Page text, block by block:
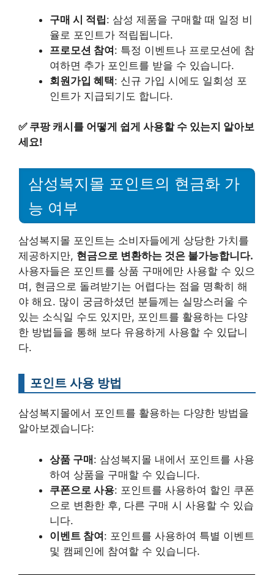
구매 시 적립: 삼성 제품을 구매할 때 일정 비
율로 포인트가 적립됩니다.
프로모션 참여: 특정 이벤트나 프로모션에 참
여하면 추가 포인트를 받을 수 있습니다.
회원가입 혜택: 신규 가입 시에도 일회성 포
인트가 지급되기도 합니다.
✅ 쿠팡 캐시를 어떻게 쉽게 사용할 수 있는지 알아보
세요!
삼성복지몰 포인트의 현금화 가
능 여부
삼성복지몰 포인트는 소비자들에게 상당한 가치를
제공하지만, 현금으로 변환하는 것은 불가능합니다.
사용자들은 포인트를 상품 구매에만 사용할 수 있으
며, 현금으로 돌려받기는 어렵다는 점을 명확히 해
야 해요. 많이 궁금하셨던 분들께는 실망스러울 수
있는 소식일 수도 있지만, 포인트를 활용하는 다양
한 방법들을 통해 보다 유용하게 사용할 수 있답니
다.
포인트 사용 방법
삼성복지몰에서 포인트를 활용하는 다양한 방법을
알아보겠습니다:
상품 구매: 삼성복지몰 내에서 포인트를 사용
하여 상품을 구매할 수 있습니다.
쿠폰으로 사용: 포인트를 사용하여 할인 쿠폰
으로 변환한 후, 다른 구매 시 사용할 수 있습
니다.
이벤트 참여: 포인트를 사용하여 특별 이벤트
및 캠페인에 참여할 수 있습니다.